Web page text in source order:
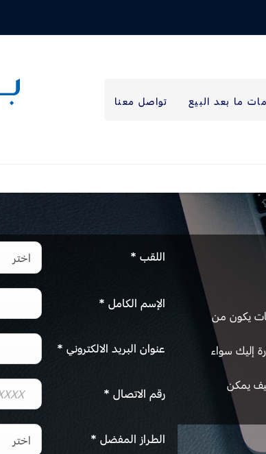
ما بعد البيع تواصل معنا
يكون من
إليك سواء
يمكن
اللقب * اختر
الإسم الكامل *
عنوان البريد الالكتروني *
رقم الاتصال *
الطراز المفضل * اختر